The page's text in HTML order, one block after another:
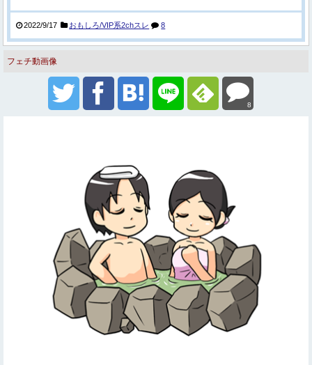
2022/9/17 おもしろ/VIP系2chスレ 8
フェチ動画像
8